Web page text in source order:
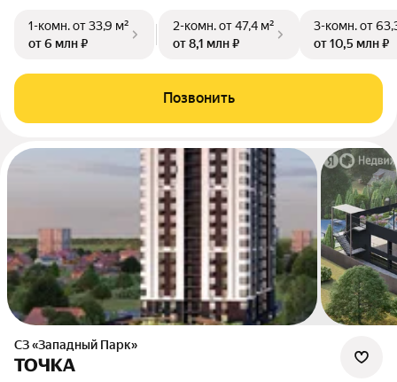
1-комн.от 33,9 м²
от 6 млн ₽
2-комн.от 47,4 м²
от 8,1 млн ₽
3-комн.от
от 10,5 млн ₽
Позвонить
СЗ «Западный Парк»
ТОЧКА